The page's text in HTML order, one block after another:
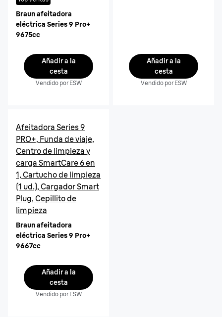
Braun afeitadora
eléctrica Series 9 Pro+
9675cc
Añadir a la
cesta
Vendido por ESW
Añadir a la
cesta
Vendido por ESW
Afeitadora Series 9
PRO+, Funda de viaje,
Centro de limpieza y
carga SmartCare 6 en
1, Cartucho de limpieza
(1 ud.), Cargador Smart
Plug, Cepillito de
limpieza
Braun afeitadora
eléctrica Series 9 Pro+
9667cc
Añadir a la
cesta
Vendido por ESW